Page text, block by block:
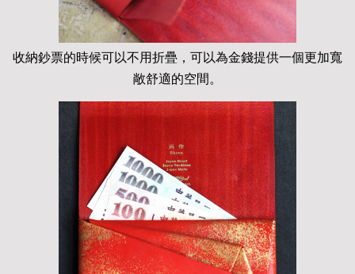
收納鈔票的時候可以不用折疊，可以為金錢提供一個更加寬
敞舒適的空間。